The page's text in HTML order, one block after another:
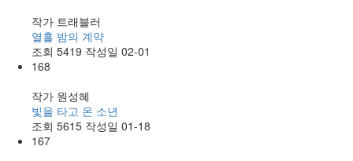
작가 트래블러
열흘 밤의 계약
조회 5419 작성일 02-01
168
작가 원성혜
빛을 타고 온 소년
조회 5615 작성일 01-18
167